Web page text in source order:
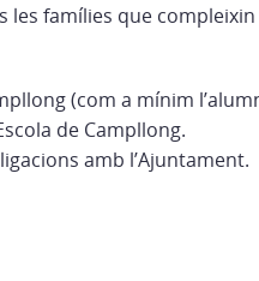
les famílies que
(com a mínim
de Campllong.
amb l’Ajuntament.